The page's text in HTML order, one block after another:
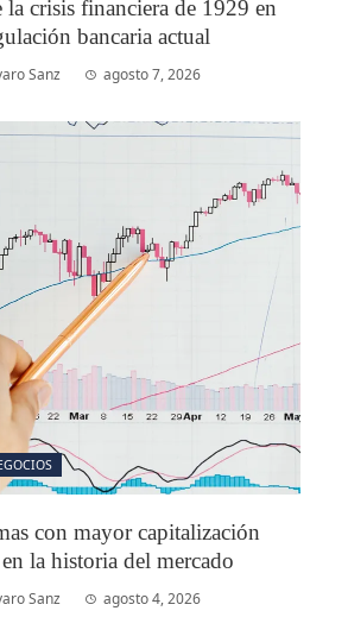
la crisis financiera de 1929 en
bancaria actual
Sanz agosto 7, 2026
con mayor capitalización
la historia del mercado
Sanz agosto 4, 2026